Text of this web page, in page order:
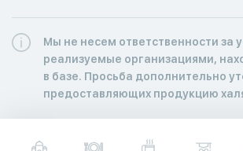
Мы не несем ответственности за
реализуемые организациями,
в базе. Просьба дополнительно
предоставляющих продукцию